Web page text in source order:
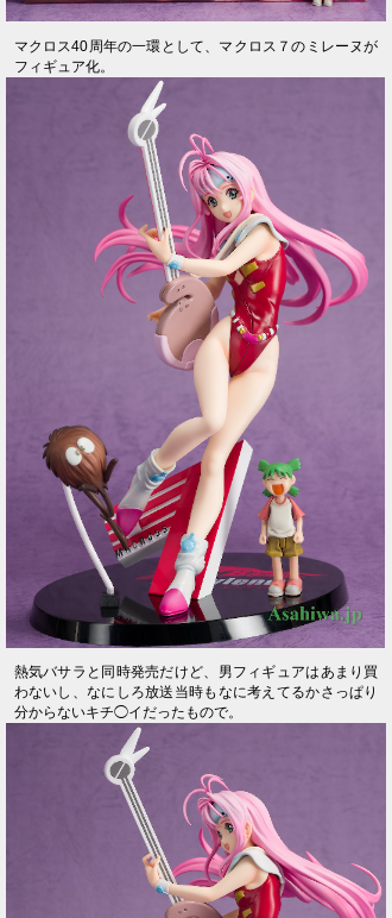
マクロス40周年の一環として、マクロス７のミレーヌが
フィギュア化。
熱気バサラと同時発売だけど、男フィギュアはあまり買
わないし、なにしろ放送当時もなに考えてるかさっぱり
分からないキチ◯イだったもので。